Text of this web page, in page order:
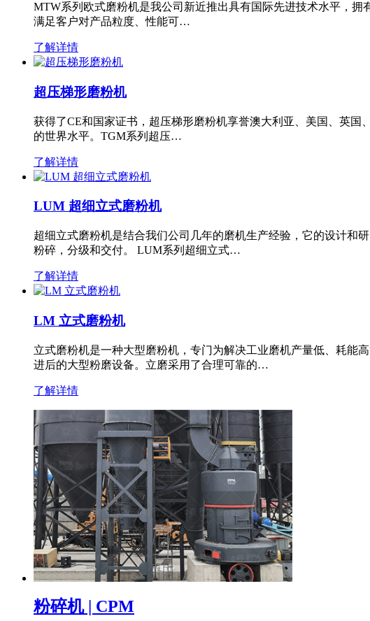
MTW系列欧式磨粉机是我公司新近推出具有国际先进技术水平，
满足客户对产品粒度、性能可…
了解详情
超压梯形磨粉机
获得了CE和国家证书，超压梯形磨粉机享誉澳大利亚、美国、英
的世界水平。TGM系列超压…
了解详情
LUM 超细立式磨粉机
超细立式磨粉机是结合我们公司几年的磨机生产经验，它的设计和
粉碎，分级和交付。 LUM系列超细立式…
了解详情
LM 立式磨粉机
立式磨粉机是一种大型磨粉机，专门为解决工业磨机产量低、耗能
进后的大型粉磨设备。立磨采用了合理可靠的…
了解详情
粉碎机 | CPM